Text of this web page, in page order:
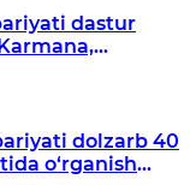
dastur
dolzarb 40
o‘rganish